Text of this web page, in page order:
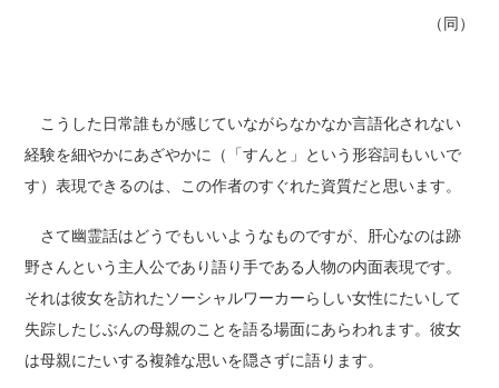
（同）
こうした日常誰もが感じていながらなかなか言語化されない
経験を細やかにあざやかに（「すんと」という形容詞もいいで
す）表現できるのは、この作者のすぐれた資質だと思います。
さて幽霊話はどうでもいいようなものですが、肝心なのは跡
野さんという主人公であり語り手である人物の内面表現です。
それは彼女を訪れたソーシャルワーカーらしい女性にたいして
失踪したじぶんの母親のことを語る場面にあらわれます。彼女
は母親にたいする複雑な思いを隠さずに語ります。